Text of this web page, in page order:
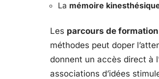
La mémoire
Les parcours de
méthodes peut doper
donnent un accès direct à
associations d’idées